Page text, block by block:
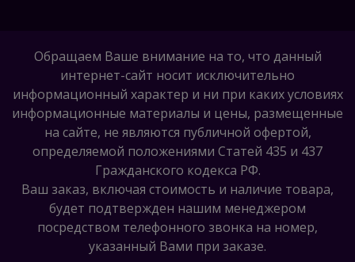
Обращаем Ваше внимание на то, что данный
интернет-сайт носит исключительно
информационный характер и ни при каких условиях
информационные материалы и цены, размещенные
на сайте, не являются публичной офертой,
определяемой положениями Статей 435 и 437
Гражданского кодекса РФ.
Ваш заказ, включая стоимость и наличие товара,
будет подтвержден нашим менеджером
посредством телефонного звонка на номер,
указанный Вами при заказе.